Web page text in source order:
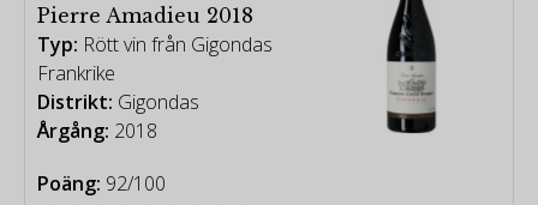
Pierre Amadieu 2018
Typ: Rött vin från Gigondas
Frankrike
Distrikt: Gigondas
Årgång: 2018
Poäng: 92/100